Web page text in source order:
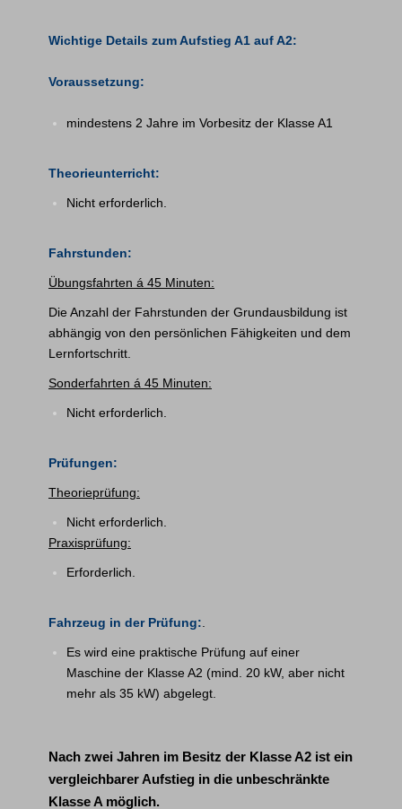
Wichtige Details zum Aufstieg A1 auf A2:
Voraussetzung:
mindestens 2 Jahre im Vorbesitz der Klasse A1
Theorieunterricht:
Nicht erforderlich.
Fahrstunden:
Übungsfahrten á 45 Minuten:
Die Anzahl der Fahrstunden der Grundausbildung ist
abhängig von den persönlichen Fähigkeiten und dem
Lernfortschritt.
Sonderfahrten á 45 Minuten:
Nicht erforderlich.
Prüfungen:
Theorieprüfung:
Nicht erforderlich.
Praxisprüfung:
Erforderlich.
Fahrzeug in der Prüfung:.
Es wird eine praktische Prüfung auf einer
Maschine der Klasse A2 (mind. 20 kW, aber nicht
mehr als 35 kW) abgelegt.
Nach zwei Jahren im Besitz der Klasse A2 ist ein
vergleichbarer Aufstieg in die unbeschränkte
Klasse A möglich.